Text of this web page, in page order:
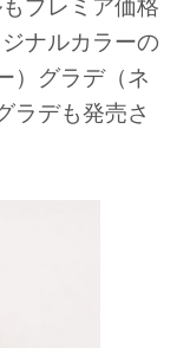
ナルカラーの
）グラデ（ネ
ラデも発売さ